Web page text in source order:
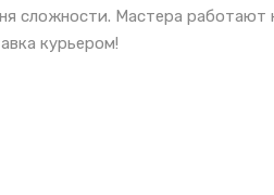
сложности. Мастера работают
курьером!